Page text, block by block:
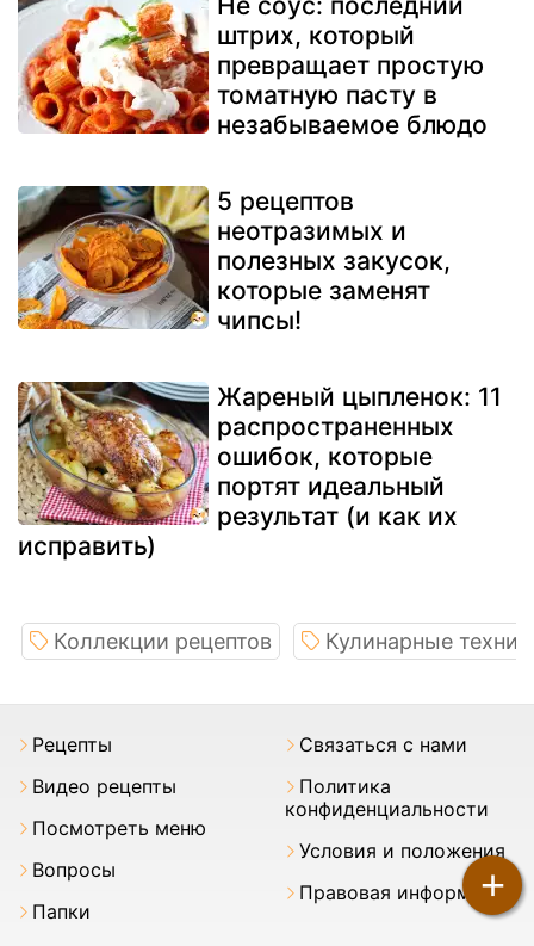
штрих, который
превращает простую
томатную пасту в
незабываемое блюдо
5 рецептов
неотразимых и
полезных закусок,
которые заменят
чипсы!
Жареный цыпленок: 11
распространенных
ошибок, которые
портят идеальный
результат (и как их
исправить)
+
Коллекции рецептов Кулинарные
Pецепты
Видео рецепты
Посмотреть меню
Вопросы
Папки
Связаться с нами
Политика
конфиденциальности
Условия и положения
Правовая информация